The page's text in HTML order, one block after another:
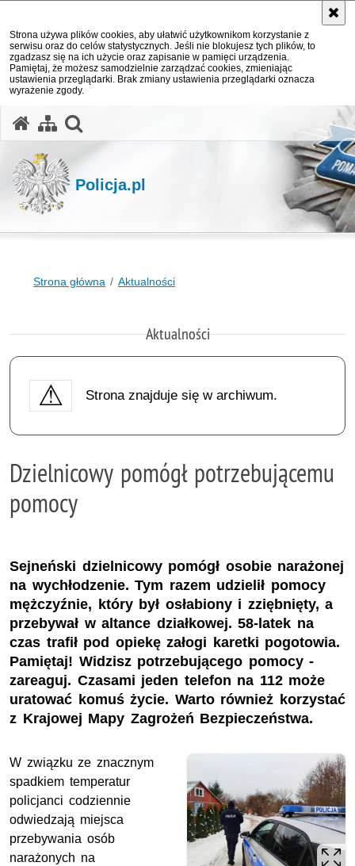
Strona używa plików cookies, aby ułatwić użytkownikom korzystanie z
serwisu oraz do celów statystycznych. Jeśli nie blokujesz tych plików, to
zgadzasz się na ich użycie oraz zapisanie w pamięci urządzenia.
Pamiętaj, że możesz samodzielnie zarządzać cookies, zmieniając
ustawienia przeglądarki. Brak zmiany ustawienia przeglądarki oznacza
wyrażenie zgody.
Policja.pl
Strona główna Aktualności
Aktualności
Strona znajduje się w archiwum.
Dzielnicowy pomógł potrzebującemu
pomocy
Sejneński dzielnicowy pomógł osobie narażonej
na wychłodzenie. Tym razem udzielił pomocy
mężczyźnie, który był osłabiony i zziębnięty, a
przebywał w altance działkowej. 58-latek na
czas trafił pod opiekę załogi karetki pogotowia.
Pamiętaj! Widzisz potrzebującego pomocy -
zareaguj. Czasami jeden telefon na 112 może
uratować komuś życie. Warto również korzystać
z Krajowej Mapy Zagrożeń Bezpieczeństwa.
W związku ze znacznym
spadkiem temperatur
policjanci codziennie
odwiedzają miejsca
przebywania osób
narażonych na